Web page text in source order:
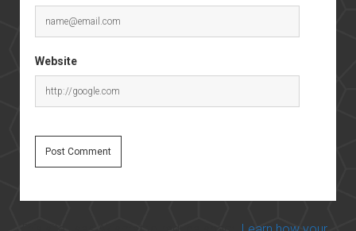
Website